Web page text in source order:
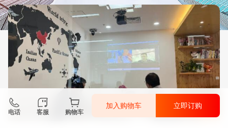
电话 客服 购物车
加入购物车 立即订购